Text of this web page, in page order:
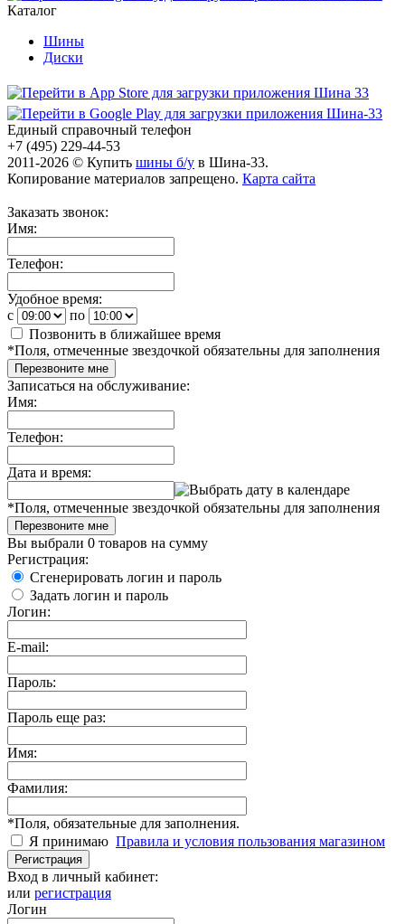
Каталог
Шины
Диски
Единый справочный телефон
+7 (495) 229-44-53
2011-2026 © Купить шины б/у в Шина-33.
Копирование материалов запрещено. Карта сайта
Заказать звонок:
Имя:
Телефон:
Удобное время:
c
по
Позвонить в ближайшее время
*Поля, отмеченные звездочкой обязательны для заполнения
Перезвоните мне
Записаться на обслуживание:
Имя:
Телефон:
Дата и время:
*Поля, отмеченные звездочкой обязательны для заполнения
Перезвоните мне
Вы выбрали 0 товаров на сумму
Регистрация:
Сгенерировать логин и пароль
Задать логин и пароль
Логин:
E-mail:
Пароль:
Пароль еще раз:
Имя:
Фамилия:
*Поля, обязательные для заполнения.
Я принимаю Правила и условия пользования магазином
Регистрация
Вход в личный кабинет:
или регистрация
Логин